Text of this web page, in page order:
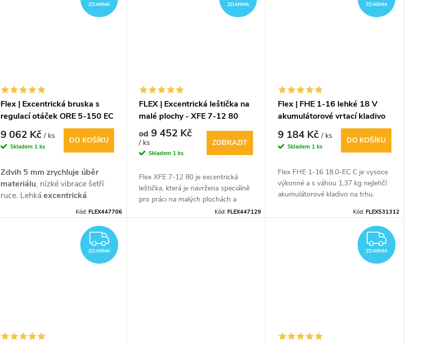
ZDARMA
Flex | Excentrická bruska s
regulací otáček ORE 5-150 EC
9 062 Kč/ ks
Skladem 1 ks
DO KOŠÍKU
Zdvih 5 mm zrychluje úběr
materiálu, nízké vibrace šetří
ruce. Lehkáexcentrická
bruska FLEX s bezuhlíkovým
motorem a regulací otáček.
Kód:FLEX447706
ZDARMA
FLEX | Excentrická leštička na
malé plochy - XFE 7-12 80
od 9 452 Kč
/ ks
Skladem 1 ks
ZOBRAZIT
Flex XFE 7-12 80 je excentrická
leštička, která je navržena speciálně
pro práci na malých plochách a
komplikovaných tvarech.Kód: FLEX447129
ZDARMA
Flex | FHE 1-16 lehké 18 V
akumulátorové vrtací kladivo
9 184 Kč/ ks
Skladem 1 ks
DO KOŠÍKU
Flex FHE 1-16 18.0-EC C je vysoce
výkonné a s váhou 1,37 kg nejlehčí
akumulátorové kladivo na trhu.
Kód: FLEX531312
ZDARMA
ZDARMA ZDARMA